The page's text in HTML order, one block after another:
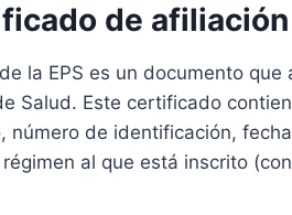
de afiliación
la EPS es un documento
Salud. Este certificado
número de identificación,
al que está inscrito